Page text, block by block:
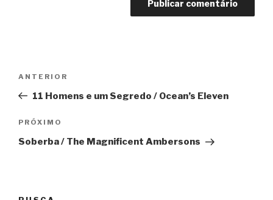
Post
Anterior
ANTERIOR
11 Homens e um Segredo / Ocean’s Eleven
Próximo
PRÓXIMO
Soberba / The Magnificent Ambersons